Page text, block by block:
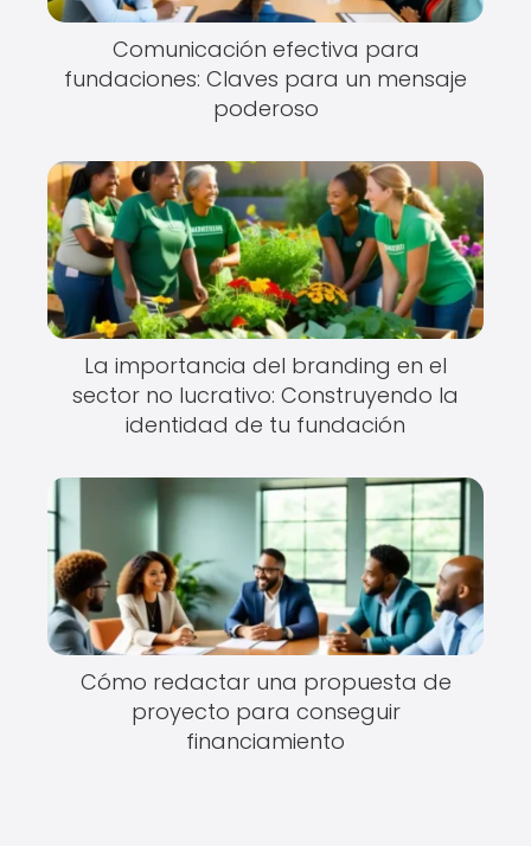
Comunicación efectiva para
fundaciones: Claves para un mensaje
poderoso
La importancia del branding en el
sector no lucrativo: Construyendo la
identidad de tu fundación
Cómo redactar una propuesta de
proyecto para conseguir
financiamiento